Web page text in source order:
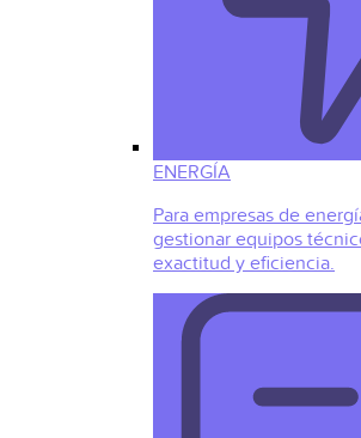
ENERGÍA
Para empresas de
gestionar equipos
exactitud y eficiencia.